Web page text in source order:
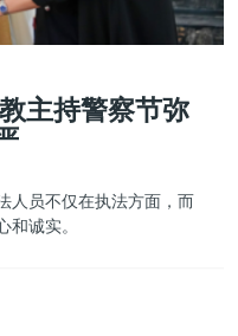
主持警察节弥
人员不仅在执法方面，而
和诚实。